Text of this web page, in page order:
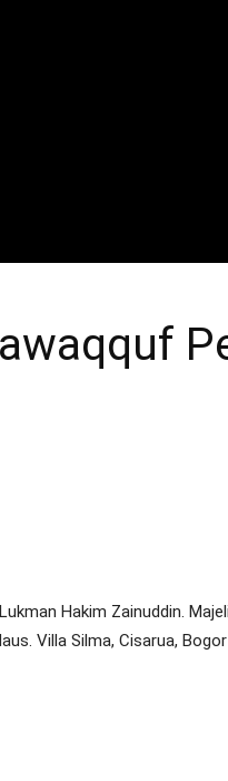
Hakim Zainuddin.
Villa Silma, Cisarua,